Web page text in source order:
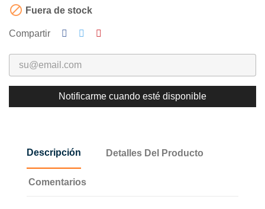
 Fuera de stock
Compartir
Notificarme cuando esté disponible
Descripción Detalles Del Producto
Comentarios